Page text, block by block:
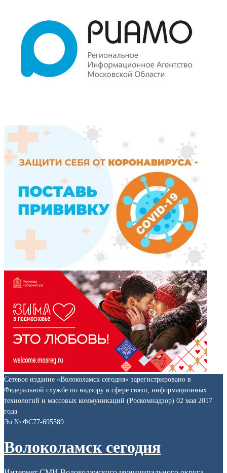
Сетевое издание «Волоколамск сегодня» зарегистрировано в
Федеральной службе по надзору в сфере связи, информационных
технологий и массовых коммуникаций (Роскомнадзор) 02 мая 2017
года
Эл № ФС77-695589
Волоколамск сегодня